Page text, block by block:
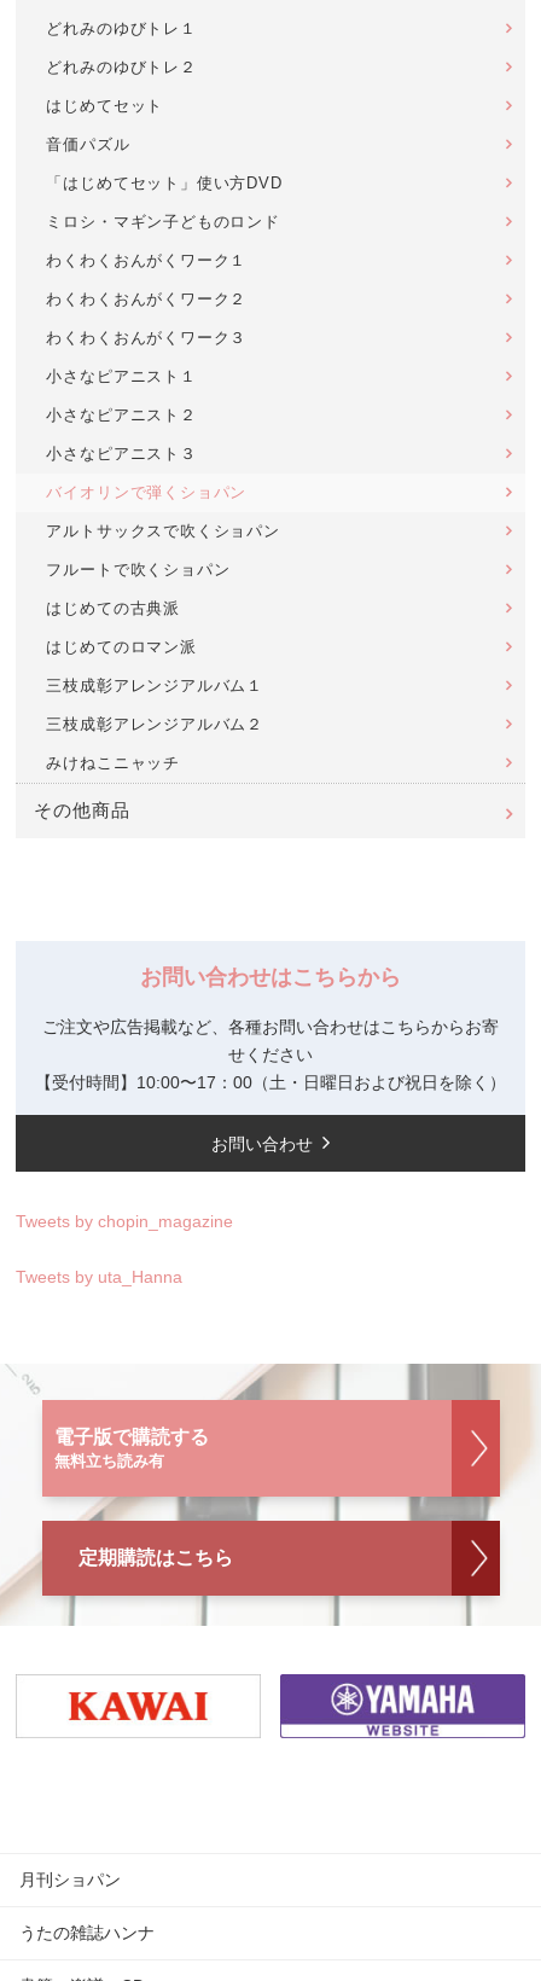
どれみのゆびトレ１
どれみのゆびトレ２
はじめてセット
音価パズル
「はじめてセット」使い方DVD
ミロシ・マギン子どものロンド
わくわくおんがくワーク１
わくわくおんがくワーク２
わくわくおんがくワーク３
小さなピアニスト１
小さなピアニスト２
小さなピアニスト３
バイオリンで弾くショパン
アルトサックスで吹くショパン
フルートで吹くショパン
はじめての古典派
はじめてのロマン派
三枝成彰アレンジアルバム１
三枝成彰アレンジアルバム２
みけねこニャッチ
その他商品
お問い合わせはこちらから
ご注文や広告掲載など、各種お問い合わせはこちらからお寄
せください
【受付時間】10:00〜17：00（土・日曜日および祝日を除く）
お問い合わせ
Tweets by chopin_magazine
Tweets by uta_Hanna
電子版で購読する
無料立ち読み有
定期購読はこちら
月刊ショパン
うたの雑誌ハンナ